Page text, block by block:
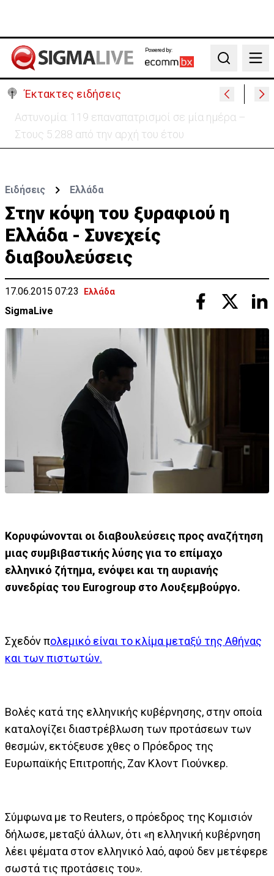
Powered by:
Search
Έκτακτες ειδήσεις
Θέλει να ξαναζωντανέψει την «Corner» o
Προύντζος - «Πληγώνει τις αναμνήσεις»
Ειδήσεις Ελλάδα
Στην κόψη του ξυραφιού η
Ελλάδα - Συνεχείς
διαβουλεύσεις
17.06.2015 07:23 Ελλάδα
SigmaLive
Κορυφώνονται οι διαβουλεύσεις προς αναζήτηση
μιας συμβιβαστικής λύσης για το επίμαχο
ελληνικό ζήτημα, ενόψει και τη αυριανής
συνεδρίας του Eurogroup στο Λουξεμβούργο.
Σχεδόν πολεμικό είναι το κλίμα μεταξύ της Αθήνας
και των πιστωτών.
Βολές κατά της ελληνικής κυβέρνησης, στην οποία
καταλογίζει διαστρέβλωση των προτάσεων των
θεσμών, εκτόξευσε χθες ο Πρόεδρος της
Ευρωπαϊκής Επιτροπής, Ζαν Κλοντ Γιούνκερ.
Σύμφωνα με το Reuters, ο πρόεδρος της Κομισιόν
δήλωσε, μεταξύ άλλων, ότι «η ελληνική κυβέρνηση
λέει ψέματα στον ελληνικό λαό, αφού δεν μετέφερε
σωστά τις προτάσεις του».